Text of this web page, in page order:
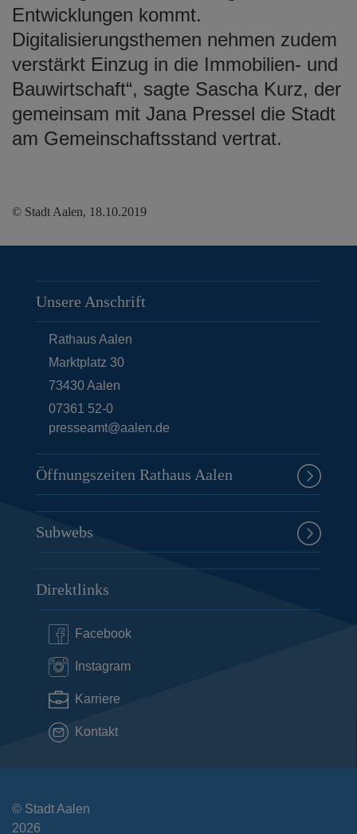
Entwicklungen kommt.
Digitalisierungsthemen nehmen zudem
verstärkt Einzug in die Immobilien- und
Bauwirtschaft“, sagte Sascha Kurz, der
gemeinsam mit Jana Pressel die Stadt
am Gemeinschaftsstand vertrat.
© Stadt Aalen, 18.10.2019
Unsere Anschrift
Rathaus Aalen
Marktplatz 30
73430Aalen
07361 52-0
presseamt@aalen.de
Öffnungszeiten Rathaus Aalen
Subwebs
Direktlinks
Facebook
Instagram
Karriere
Kontakt
© Stadt Aalen
2026